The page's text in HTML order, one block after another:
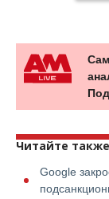
Читайте также
Google